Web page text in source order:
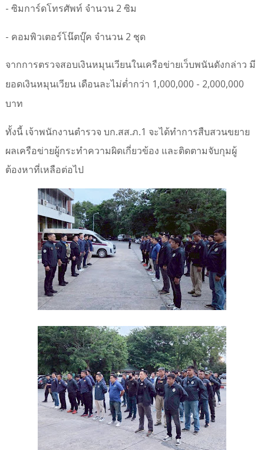
- ซิมการ์ดโทรศัพท์ จำนวน 2 ซิม
- คอมพิวเตอร์โน๊ตบุ๊ค จำนวน 2 ชุด
จากการตรวจสอบเงินหมุนเวียนในเครือข่ายเว็บพนันดังกล่าว มี
ยอดเงินหมุนเวียน เดือนละไม่ต่ำกว่า 1,000,000 - 2,000,000
บาท
ทั้งนี้ เจ้าพนักงานตำรวจ บก.สส.ภ.1 จะได้ทำการสืบสวนขยาย
ผลเครือข่ายผู้กระทำความผิดเกี่ยวข้อง และติดตามจับกุมผู้
ต้องหาที่เหลือต่อไป